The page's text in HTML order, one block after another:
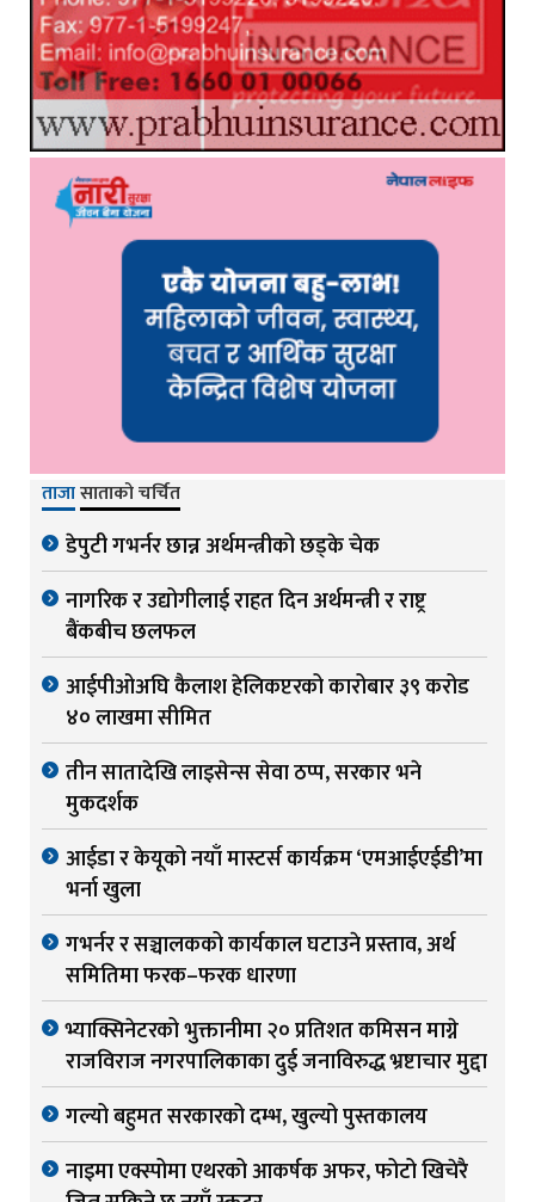
ताजासाताको चर्चित
डेपुटी गभर्नर छान्न अर्थमन्त्रीको छड्के चेक
नागरिक र उद्योगीलाई राहत दिन अर्थमन्त्री र राष्ट्र
बैंकबीच छलफल
आईपीओअघि कैलाश हेलिकप्टरको कारोबार ३९ करोड
४० लाखमा सीमित
तीन सातादेखि लाइसेन्स सेवा ठप्प, सरकार भने
मुकदर्शक
आईडा र केयूको नयाँ मास्टर्स कार्यक्रम ‘एमआईएईडी’मा
भर्ना खुला
गभर्नर र सञ्चालकको कार्यकाल घटाउने प्रस्ताव, अर्थ
समितिमा फरक–फरक धारणा
भ्याक्सिनेटरको भुक्तानीमा २० प्रतिशत कमिसन माग्ने
राजविराज नगरपालिकाका दुई जनाविरुद्ध भ्रष्टाचार मुद्दा
गल्यो बहुमत सरकारको दम्भ, खुल्यो पुस्तकालय
नाइमा एक्स्पोमा एथरको आकर्षक अफर, फोटो खिचेरै